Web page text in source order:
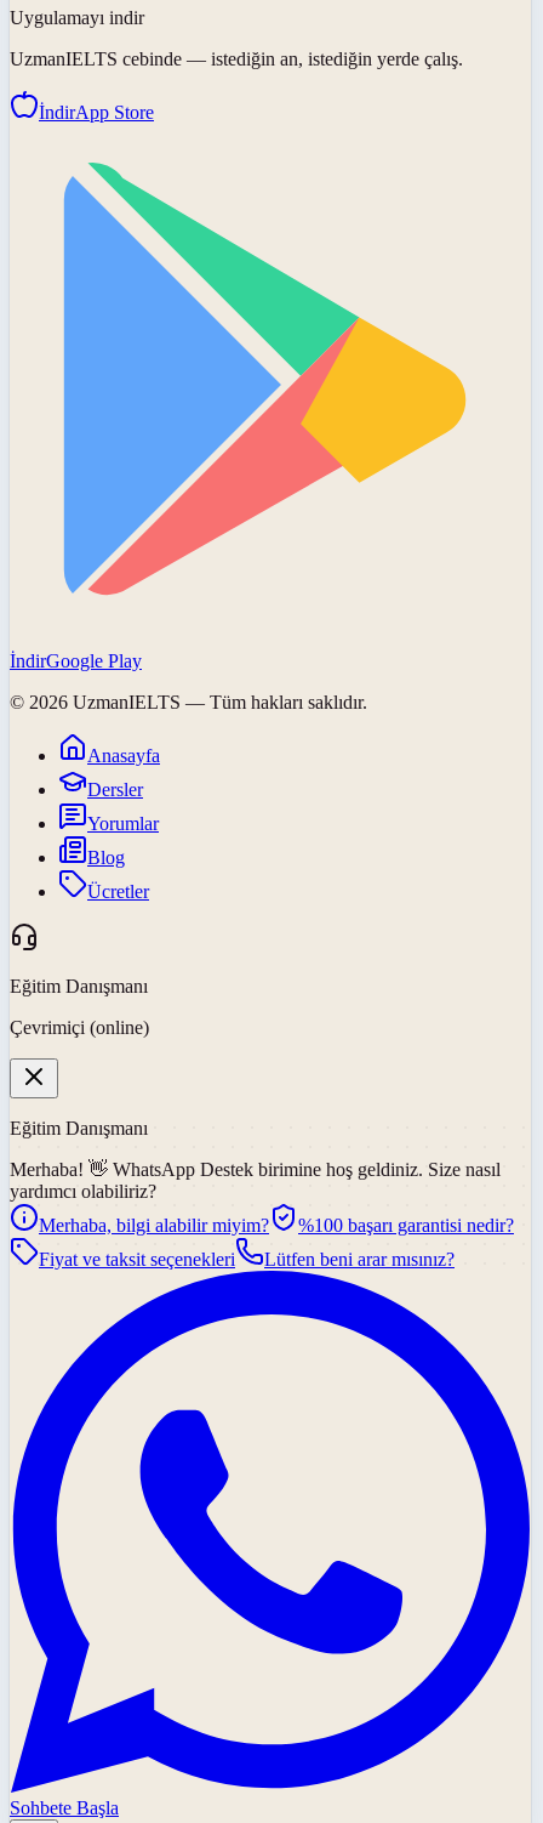
Uygulamayı indir
UzmanIELTS cebinde — istediğin an, istediğin yerde çalış.
İndirApp Store
İndirGoogle Play
© 2026 UzmanIELTS — Tüm hakları saklıdır.
Anasayfa
Dersler
Yorumlar
Blog
Ücretler
Eğitim Danışmanı
Çevrimiçi (online)
Eğitim Danışmanı
Merhaba! 👋 WhatsApp Destek birimine hoş geldiniz. Size nasıl
yardımcı olabiliriz?
Merhaba, bilgi alabilir miyim?
%100 başarı garantisi nedir?
Fiyat ve taksit seçenekleri
Lütfen beni arar mısınız?
Sohbete Başla